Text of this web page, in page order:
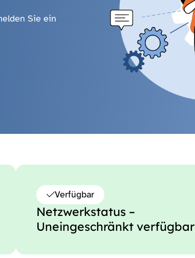
Sie ein
Verfügbar
Netzwerkstatus –
Uneingeschränkt verfügbar